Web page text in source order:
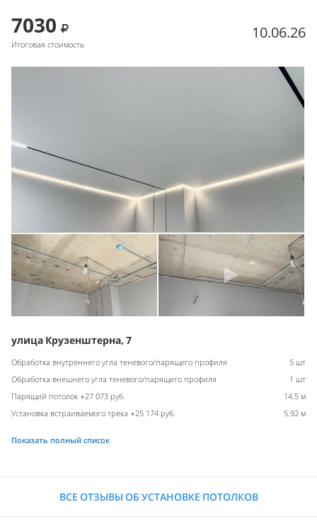
7030
Итоговая стоимость
10.06.26
улица Крузенштерна, 7
Обработка внутреннего угла теневого/парящего профиля
5 шт
Обработка внешнего угла теневого/парящего профиля
1 шт
Парящий потолок +27 073 руб.
14.5 м
Установка встраиваемого трека +25 174 руб.
5.92 м
Показать полный список
ВСЕ ОТЗЫВЫ ОБ УСТАНОВКЕ ПОТОЛКОВ